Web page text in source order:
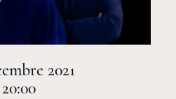
2021
20:00